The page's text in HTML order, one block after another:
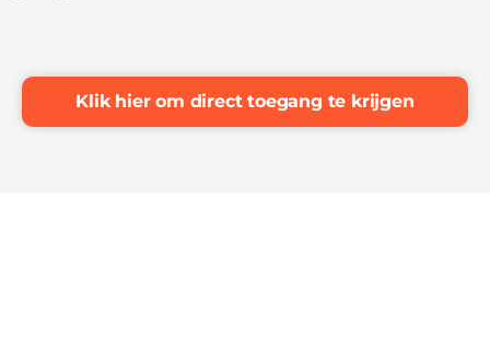
Klik hier om direct toegang te krijgen